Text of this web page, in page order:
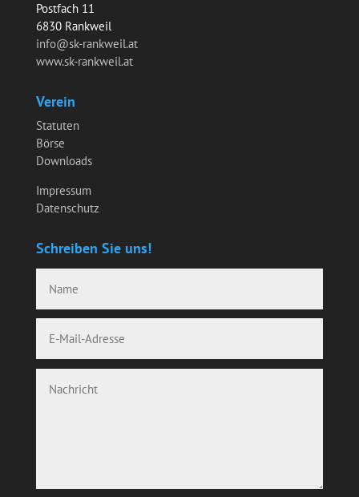
Postfach 11
6830 Rankweil
info@sk-rankweil.at
www.sk-rankweil.at
Verein
Statuten
Börse
Downloads
Impressum
Datenschutz
Schreiben Sie uns!